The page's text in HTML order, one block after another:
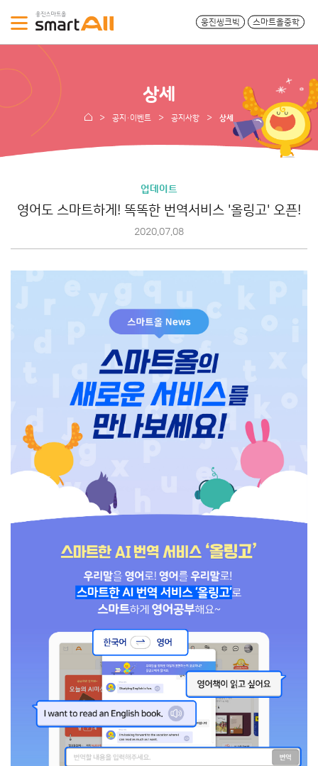
웅진씽크빅 스마트올중학
상세
공지·이벤트 공지사항 상세
업데이트
영어도 스마트하게! 똑똑한 번역서비스 '올링고' 오픈!
2020.07.08